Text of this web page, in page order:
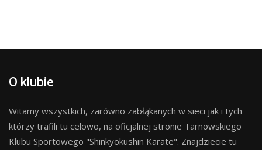
O klubie
Witamy wszystkich, zarówno zabłąkanych w sieci jak i tych
którzy trafili tu celowo, na oficjalnej stronie Tarnowskiego
Klubu Sportowego "Shinkyokushin Karate". Znajdziecie tu